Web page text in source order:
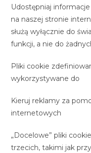
Udostępniaj
na naszej stronie
służą wyłącznie do
funkcji, a nie do
Pliki cookie
wykorzystywane do
Kieruj reklamy za
internetowych
„Docelowe” pliki
trzecich, takimi jak